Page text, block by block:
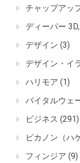
チャップアッ
ディーパー
デザイン (3)
デザイン・イ
ハリモア (1)
バイタルウェ
ビジネス (291)
ピカノン（ハ
フィンジア (9)